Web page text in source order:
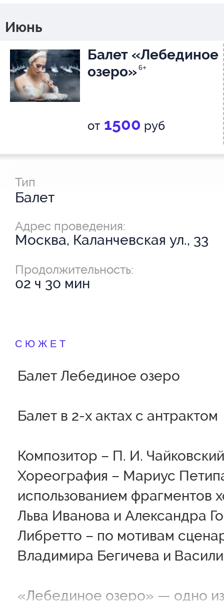
Июнь
Балет «Лебединое
озеро»6+
от 1500 руб
Тип
Балет
Адрес проведения:
Москва, Каланчевская ул., 33
Продолжительность:
02 ч 30 мин
СЮЖЕТ
Балет Лебединое озеро
Балет в 2-х актах с антрактом
Композитор – П. И. Чайковский
Хореография – Мариус
использованием фрагментов
Льва Иванова и Александра
Либретто – по мотивам
Владимира Бегичева и
«Лебединое озеро» — одно